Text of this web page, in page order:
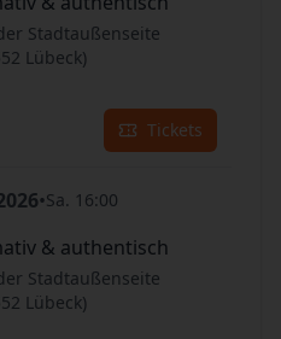
Stadtaußenseite
Lübeck)
Tickets
•Sa. 16:00
& authentisch
Stadtaußenseite
Lübeck)